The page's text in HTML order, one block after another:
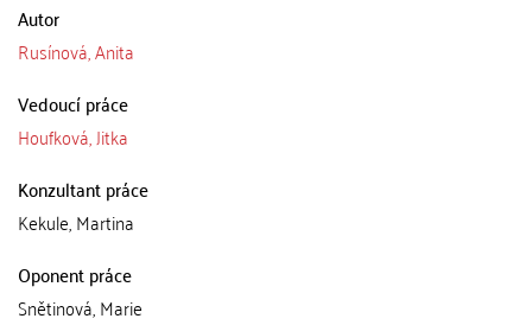
Autor
Rusínová, Anita
Vedoucí práce
Houfková, Jitka
Konzultant práce
Kekule, Martina
Oponent práce
Snětinová, Marie